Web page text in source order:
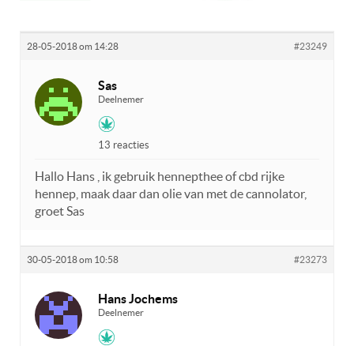
28-05-2018 om 14:28 #23249
Sas
Deelnemer
13 reacties
Hallo Hans , ik gebruik hennepthee of cbd rijke
hennep, maak daar dan olie van met de cannolator,
groet Sas
30-05-2018 om 10:58 #23273
Hans Jochems
Deelnemer